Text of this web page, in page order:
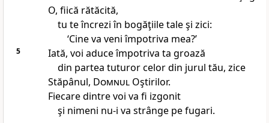
O, fiică rătăcită,
tu te încrezi în bogăţiile tale şi zici:
‘Cine va veni împotriva mea?’
5
Iată, voi aduce împotriva ta groază
din partea tuturor celor din jurul tău, zice
Stăpânul, DomnulOştirilor.
Fiecare dintre voi va fi izgonit
şi nimeni nu-i va strânge pe fugari.